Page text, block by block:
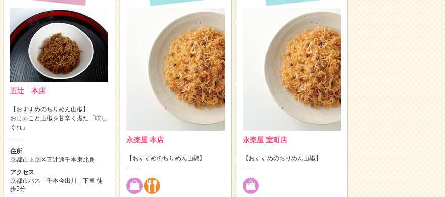
五辻 本店
【おすすめのちりめん山椒】
おじゃこと山椒を甘辛く煮た「味し
ぐれ」
……
住所
京都市上京区五辻通千本東北角
アクセス
京都市バス「千本今出川」下車 徒
歩5分
永楽屋 本店
【おすすめのちりめん山椒】
……
永楽屋 室町店
【おすすめのちりめん山椒】
……